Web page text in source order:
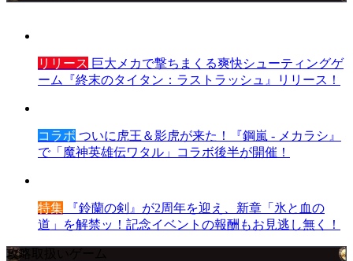
リリース 巨大メカで撃ちまくる爽快シューティングゲ
ーム『終末のタイタン：ラストラッシュ』リリース！
コラボ ついに虎王＆影虎が来た！『鋼嵐 - メカラシ』
で「魔神英雄伝ワタル」コラボ後半が開催！
特集 『鈴蘭の剣』が2周年を迎え、新章「氷と血の
道」を解禁ッ！記念イベントの報酬もお見逃し無く！
攻略取扱いゲーム